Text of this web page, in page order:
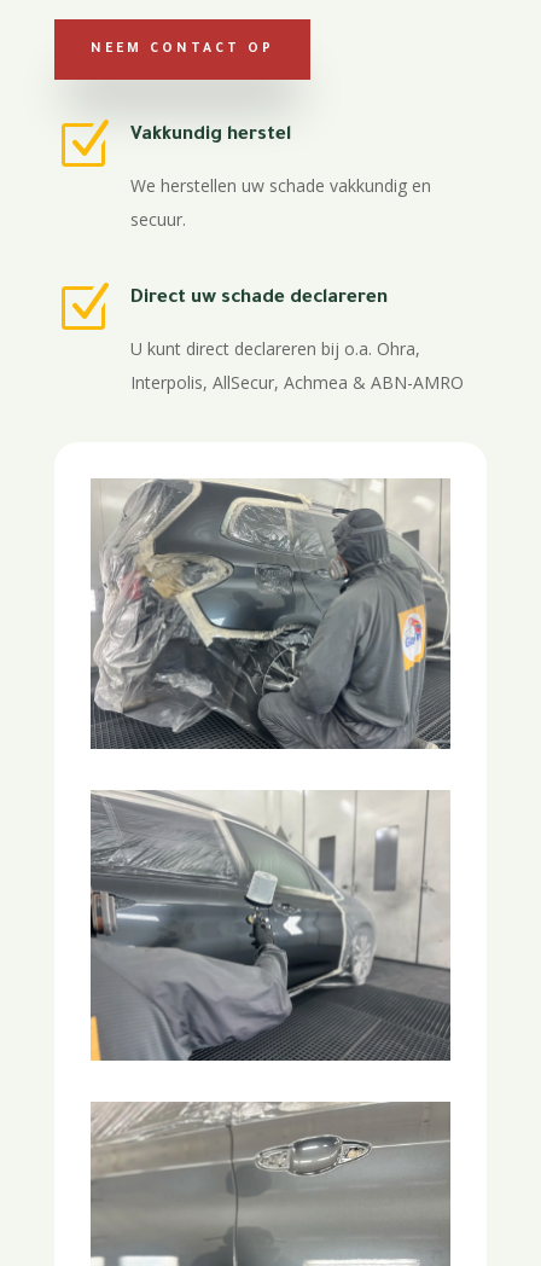
NEEM CONTACT OP
Z Vakkundig herstel
We herstellen uw schade vakkundig en
secuur.
Z Direct uw schade declareren
U kunt direct declareren bij o.a. Ohra,
Interpolis, AllSecur, Achmea & ABN-AMRO